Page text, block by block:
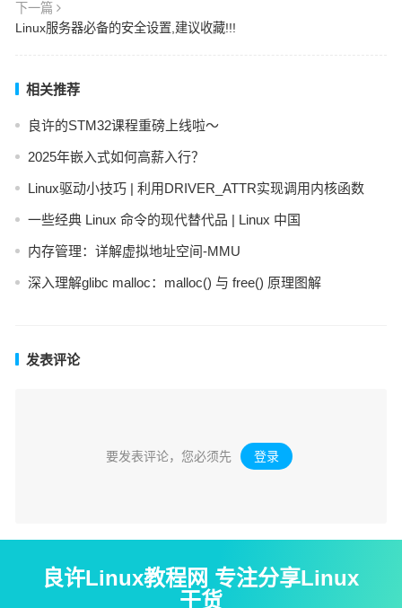
下一篇
Linux服务器必备的安全设置,建议收藏!!!
相关推荐
良许的STM32课程重磅上线啦～
2025年嵌入式如何高薪入行？
Linux驱动小技巧 | 利用DRIVER_ATTR实现调用内核函数
一些经典 Linux 命令的现代替代品 | Linux 中国
内存管理：详解虚拟地址空间-MMU
深入理解glibc malloc：malloc() 与 free() 原理图解
发表评论
要发表评论，您必须先 登录 。
良许Linux教程网 专注分享Linux
干货